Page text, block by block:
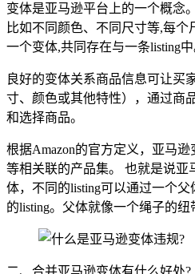
变体是亚马逊平台上的一个概念
比如不同颜色、不同尺寸等,每
一个变体,共同存在与一条listing中
良好的变体关系商品信息可让买
寸、颜色或其他特性），通过商
和选择商品。
根据Amazon的官方定义，亚马
等相关联的产品集。 也就是说亚
体，不同的listing可以通过一个
的listing。父体就像一个绳子的纽
二、合并亚马逊变体有什么好处?